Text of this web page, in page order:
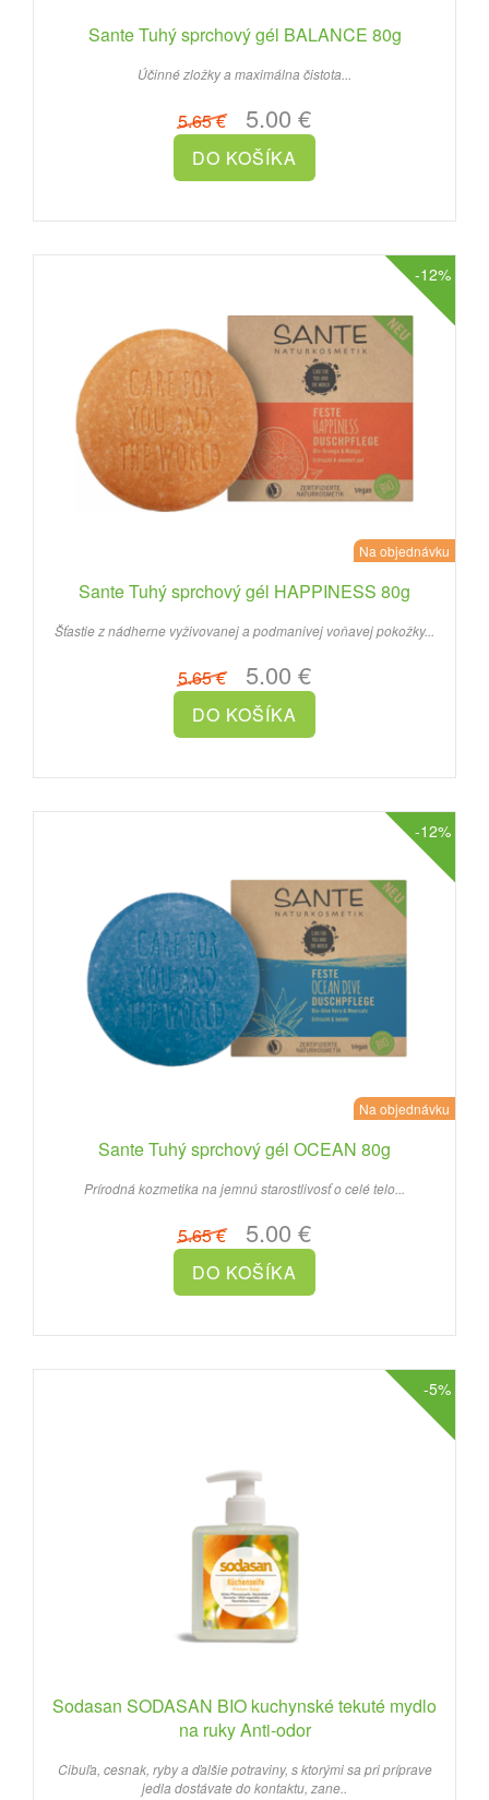
Sante Tuhý sprchový gél BALANCE 80g
Účinné zložky a maximálna čistota...
5.65 €5.00 €
-12%
Na objednávku
Sante Tuhý sprchový gél HAPPINESS 80g
Šťastie z nádherne vyživovanej a podmanivej voňavej pokožky...
5.65 €5.00 €
-12%
Na objednávku
Sante Tuhý sprchový gél OCEAN 80g
Prírodná kozmetika na jemnú starostlivosť o celé telo...
5.65 €5.00 €
-5%
Sodasan SODASAN BIO kuchynské tekuté mydlo
na ruky Anti-odor
Cibuľa, cesnak, ryby a ďalšie potraviny, s ktorými sa pri príprave
jedla dostávate do kontaktu, zane..